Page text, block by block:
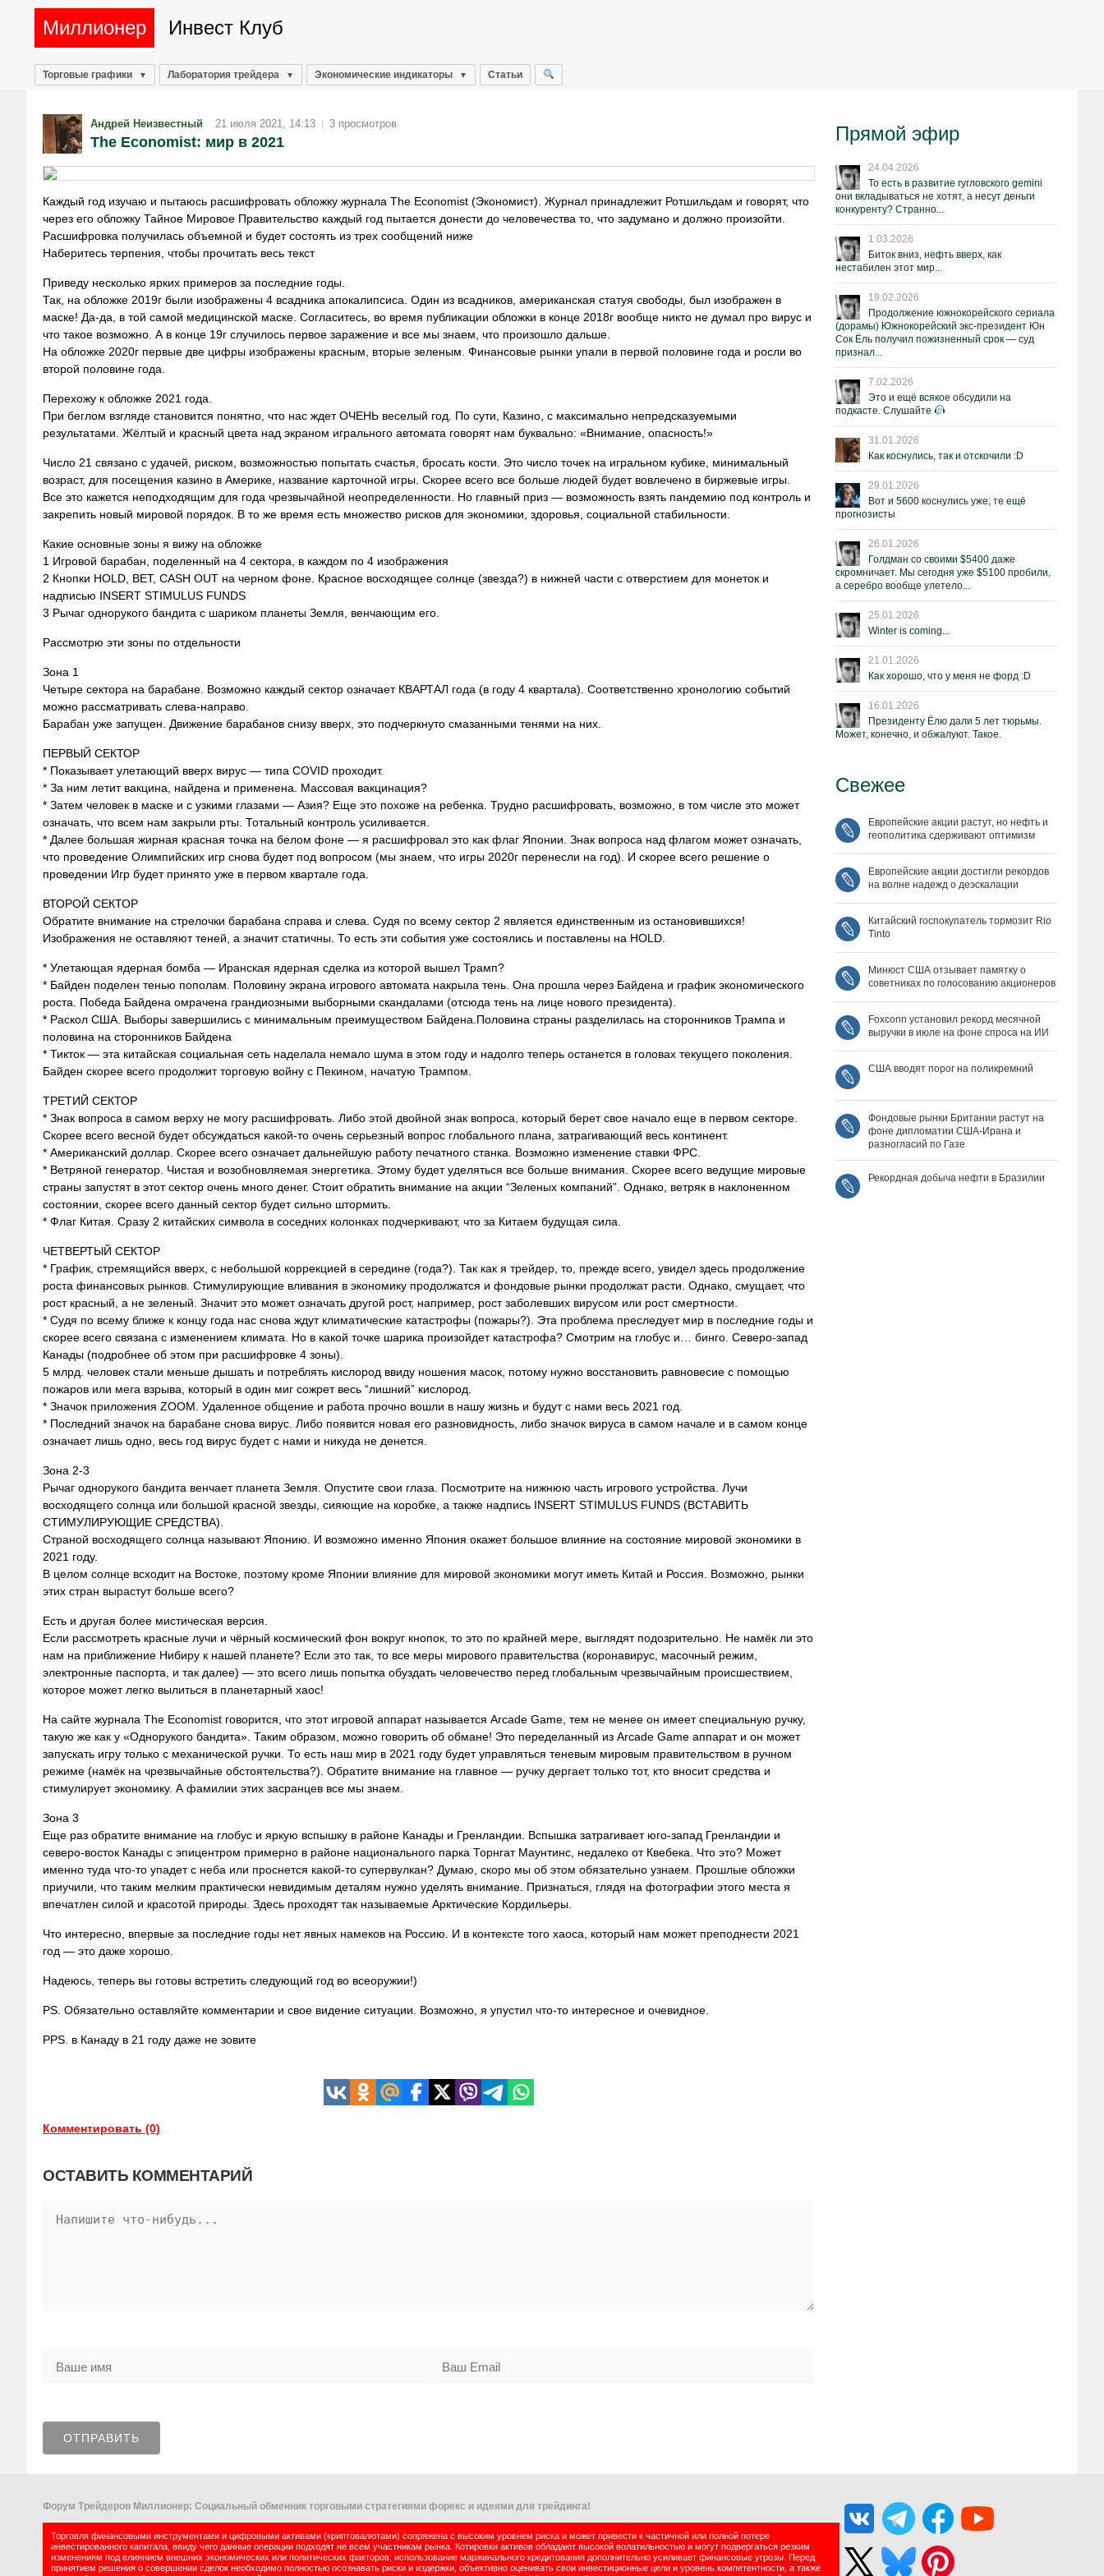
Миллионер Инвест Клуб
Торговые графики Лаборатория трейдера Экономические индикаторы Статьи
Андрей Неизвестный 21 июля 2021, 14:13 | 3 просмотров
The Economist: мир в 2021
Каждый год изучаю и пытаюсь расшифровать обложку журнала The Economist (Экономист). Журнал принадлежит Ротшильдам и говорят, что
через его обложку Тайное Мировое Правительство каждый год пытается донести до человечества то, что задумано и должно произойти.
Расшифровка получилась объемной и будет состоять из трех сообщений ниже
Наберитесь терпения, чтобы прочитать весь текст
Приведу несколько ярких примеров за последние годы.
Так, на обложке 2019г были изображены 4 всадника апокалипсиса. Один из всадников, американская статуя свободы, был изображен в
маске! Да-да, в той самой медицинской маске. Согласитесь, во время публикации обложки в конце 2018г вообще никто не думал про вирус и
что такое возможно. А в конце 19г случилось первое заражение и все мы знаем, что произошло дальше.
На обложке 2020г первые две цифры изображены красным, вторые зеленым. Финансовые рынки упали в первой половине года и росли во
второй половине года.
Перехожу к обложке 2021 года.
При беглом взгляде становится понятно, что нас ждет ОЧЕНЬ веселый год. По сути, Казино, с максимально непредсказуемыми
результатами. Жёлтый и красный цвета над экраном игрального автомата говорят нам буквально: «Внимание, опасность!»
Число 21 связано с удачей, риском, возможностью попытать счастья, бросать кости. Это число точек на игральном кубике, минимальный
возраст, для посещения казино в Америке, название карточной игры. Скорее всего все больше людей будет вовлечено в биржевые игры.
Все это кажется неподходящим для года чрезвычайной неопределенности. Но главный приз — возможность взять пандемию под контроль и
закрепить новый мировой порядок. В то же время есть множество рисков для экономики, здоровья, социальной стабильности.
Какие основные зоны я вижу на обложке
1 Игровой барабан, поделенный на 4 сектора, в каждом по 4 изображения
2 Кнопки HOLD, BET, CASH OUT на черном фоне. Красное восходящее солнце (звезда?) в нижней части с отверстием для монеток и
надписью INSERT STIMULUS FUNDS
3 Рычаг однорукого бандита с шариком планеты Земля, венчающим его.
Рассмотрю эти зоны по отдельности
Зона 1
Четыре сектора на барабане. Возможно каждый сектор означает КВАРТАЛ года (в году 4 квартала). Соответственно хронологию событий
можно рассматривать слева-направо.
Барабан уже запущен. Движение барабанов снизу вверх, это подчеркнуто смазанными тенями на них.
ПЕРВЫЙ СЕКТОР
* Показывает улетающий вверх вирус — типа COVID проходит.
* За ним летит вакцина, найдена и применена. Массовая вакцинация?
* Затем человек в маске и с узкими глазами — Азия? Еще это похоже на ребенка. Трудно расшифровать, возможно, в том числе это может
означать, что всем нам закрыли рты. Тотальный контроль усиливается.
* Далее большая жирная красная точка на белом фоне — я расшифровал это как флаг Японии. Знак вопроса над флагом может означать,
что проведение Олимпийских игр снова будет под вопросом (мы знаем, что игры 2020г перенесли на год). И скорее всего решение о
проведении Игр будет принято уже в первом квартале года.
ВТОРОЙ СЕКТОР
Обратите внимание на стрелочки барабана справа и слева. Судя по всему сектор 2 является единственным из остановившихся!
Изображения не оставляют теней, а значит статичны. То есть эти события уже состоялись и поставлены на HOLD.
* Улетающая ядерная бомба — Иранская ядерная сделка из которой вышел Трамп?
* Байден поделен тенью пополам. Половину экрана игрового автомата накрыла тень. Она прошла через Байдена и график экономического
роста. Победа Байдена омрачена грандиозными выборными скандалами (отсюда тень на лице нового президента).
* Раскол США. Выборы завершились с минимальным преимуществом Байдена.Половина страны разделилась на сторонников Трампа и
половина на сторонников Байдена
* Тикток — эта китайская социальная сеть наделала немало шума в этом году и надолго теперь останется в головах текущего поколения.
Байден скорее всего продолжит торговую войну с Пекином, начатую Трампом.
ТРЕТИЙ СЕКТОР
* Знак вопроса в самом верху не могу расшифровать. Либо этой двойной знак вопроса, который берет свое начало еще в первом секторе.
Скорее всего весной будет обсуждаться какой-то очень серьезный вопрос глобального плана, затрагивающий весь континент.
* Американский доллар. Скорее всего означает дальнейшую работу печатного станка. Возможно изменение ставки ФРС.
* Ветряной генератор. Чистая и возобновляемая энергетика. Этому будет уделяться все больше внимания. Скорее всего ведущие мировые
страны запустят в этот сектор очень много денег. Стоит обратить внимание на акции “Зеленых компаний”. Однако, ветряк в наклоненном
состоянии, скорее всего данный сектор будет сильно штормить.
* Флаг Китая. Сразу 2 китайских символа в соседних колонках подчеркивают, что за Китаем будущая сила.
ЧЕТВЕРТЫЙ СЕКТОР
* График, стремящийся вверх, с небольшой коррекцией в середине (года?). Так как я трейдер, то, прежде всего, увидел здесь продолжение
роста финансовых рынков. Стимулирующие вливания в экономику продолжатся и фондовые рынки продолжат расти. Однако, смущает, что
рост красный, а не зеленый. Значит это может означать другой рост, например, рост заболевших вирусом или рост смертности.
* Судя по всему ближе к концу года нас снова ждут климатические катастрофы (пожары?). Эта проблема преследует мир в последние годы и
скорее всего связана с изменением климата. Но в какой точке шарика произойдет катастрофа? Смотрим на глобус и… бинго. Северо-запад
Канады (подробнее об этом при расшифровке 4 зоны).
5 млрд. человек стали меньше дышать и потреблять кислород ввиду ношения масок, потому нужно восстановить равновесие с помощью
пожаров или мега взрыва, который в один миг сожрет весь “лишний” кислород.
* Значок приложения ZOOM. Удаленное общение и работа прочно вошли в нашу жизнь и будут с нами весь 2021 год.
* Последний значок на барабане снова вирус. Либо появится новая его разновидность, либо значок вируса в самом начале и в самом конце
означает лишь одно, весь год вирус будет с нами и никуда не денется.
Зона 2-3
Рычаг однорукого бандита венчает планета Земля. Опустите свои глаза. Посмотрите на нижнюю часть игрового устройства. Лучи
восходящего солнца или большой красной звезды, сияющие на коробке, а также надпись INSERT STIMULUS FUNDS (ВСТАВИТЬ
СТИМУЛИРУЮЩИЕ СРЕДСТВА).
Страной восходящего солнца называют Японию. И возможно именно Япония окажет большое влияние на состояние мировой экономики в
2021 году.
В целом солнце всходит на Востоке, поэтому кроме Японии влияние для мировой экономики могут иметь Китай и Россия. Возможно, рынки
этих стран вырастут больше всего?
Есть и другая более мистическая версия.
Если рассмотреть красные лучи и чёрный космический фон вокруг кнопок, то это по крайней мере, выглядят подозрительно. Не намёк ли это
нам на приближение Нибиру к нашей планете? Если это так, то все меры мирового правительства (коронавирус, масочный режим,
электронные паспорта, и так далее) — это всего лишь попытка обуздать человечество перед глобальным чрезвычайным происшествием,
которое может легко вылиться в планетарный хаос!
На сайте журнала The Economist говорится, что этот игровой аппарат называется Arcade Game, тем не менее он имеет специальную ручку,
такую же как у «Однорукого бандита». Таким образом, можно говорить об обмане! Это переделанный из Arcade Game аппарат и он может
запускать игру только с механической ручки. То есть наш мир в 2021 году будет управляться теневым мировым правительством в ручном
режиме (намёк на чрезвычайные обстоятельства?). Обратите внимание на главное — ручку дергает только тот, кто вносит средства и
стимулирует экономику. А фамилии этих засранцев все мы знаем.
Зона 3
Еще раз обратите внимание на глобус и яркую вспышку в районе Канады и Гренландии. Вспышка затрагивает юго-запад Гренландии и
северо-восток Канады с эпицентром примерно в районе национального парка Торнгат Маунтинс, недалеко от Квебека. Что это? Может
именно туда что-то упадет с неба или проснется какой-то супервулкан? Думаю, скоро мы об этом обязательно узнаем. Прошлые обложки
приучили, что таким мелким практически невидимым деталям нужно уделять внимание. Признаться, глядя на фотографии этого места я
впечатлен силой и красотой природы. Здесь проходят так называемые Арктические Кордильеры.
Что интересно, впервые за последние годы нет явных намеков на Россию. И в контексте того хаоса, который нам может преподнести 2021
год — это даже хорошо.
Надеюсь, теперь вы готовы встретить следующий год во всеоружии!)
PS. Обязательно оставляйте комментарии и свое видение ситуации. Возможно, я упустил что-то интересное и очевидное.
PPS. в Канаду в 21 году даже не зовите
Комментировать (0)
ОСТАВИТЬ КОММЕНТАРИЙ
Прямой эфир
24.04.2026
То есть в развитие гугловского gemini
они вкладываться не хотят, а несут деньги
конкуренту? Странно...
1.03.2026
Биток вниз, нефть вверх, как
нестабилен этот мир...
19.02.2026
Продолжение южнокорейского сериала
(дорамы) Южнокорейский экс-президент Юн
Сок Ёль получил пожизненный срок — суд
признал...
7.02.2026
Это и ещё всякое обсудили на
подкасте. Слушайте
31.01.2026
Как коснулись, так и отскочили :D
29.01.2026
Вот и 5600 коснулись уже; те ещё
прогнозисты
26.01.2026
Голдман со своими $5400 даже
скромничает. Мы сегодня уже $5100 пробили,
а серебро вообще улетело...
25.01.2026
Winter is coming...
21.01.2026
Как хорошо, что у меня не форд :D
16.01.2026
Президенту Ёлю дали 5 лет тюрьмы.
Может, конечно, и обжалуют. Такое.
Свежее
Европейские акции растут, но нефть и
геополитика сдерживают оптимизм
Европейские акции достигли рекордов
на волне надежд о деэскалации
Китайский госпокупатель тормозит Rio
Tinto
Минюст США отзывает памятку о
советниках по голосованию акционеров
Foxconn установил рекорд месячной
выручки в июле на фоне спроса на ИИ
США вводят порог на поликремний
Фондовые рынки Британии растут на
фоне дипломатии США‑Ирана и
разногласий по Газе
Рекордная добыча нефти в Бразилии
Форум Трейдеров Миллионер: Социальный обменник торговыми стратегиями форекс и идеями для трейдинга!
Торговля финансовыми инструментами и цифровыми активами (криптовалютами) сопряжена с высоким уровнем риска и может привести к частичной или полной потере
инвестированного капитала, ввиду чего данные операции подходят не всем участникам рынка. Котировки активов обладают высокой волатильностью и могут подвергаться резким
изменениям под влиянием внешних экономических или политических факторов; использование маржинального кредитования дополнительно усиливает финансовые угрозы. Перед
принятием решения о совершении сделок необходимо полностью осознавать риски и издержки, объективно оценивать свои инвестиционные цели и уровень компетентности, а также